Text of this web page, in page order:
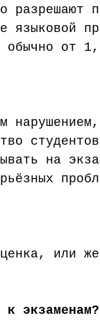
разрешают
языковой
обычно от
на
или
экзаменам?